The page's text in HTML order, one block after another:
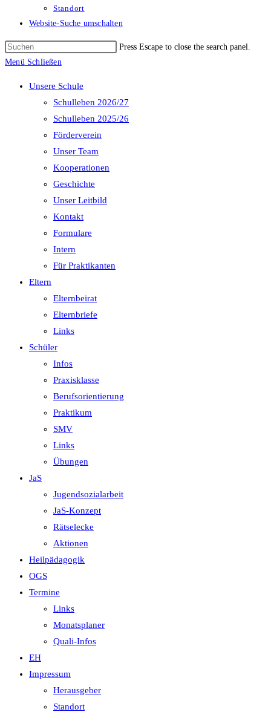
Standort
Website-Suche umschalten
Press Escape to close the search panel.
Menü Schließen
Unsere Schule
Schulleben 2026/27
Schulleben 2025/26
Förderverein
Unser Team
Kooperationen
Geschichte
Unser Leitbild
Kontakt
Formulare
Intern
Für Praktikanten
Eltern
Elternbeirat
Elternbriefe
Links
Schüler
Infos
Praxisklasse
Berufsorientierung
Praktikum
SMV
Links
Übungen
JaS
Jugendsozialarbeit
JaS-Konzept
Rätselecke
Aktionen
Heilpädagogik
OGS
Termine
Links
Monatsplaner
Quali-Infos
EH
Impressum
Herausgeber
Standort